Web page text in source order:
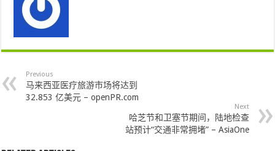
Previous
马来西亚医疗旅游市场将达到
32.853 亿美元 – openPR.com
Next
哈芝节和卫塞节期间，陆地检查
站预计“交通非常拥堵” – AsiaOne